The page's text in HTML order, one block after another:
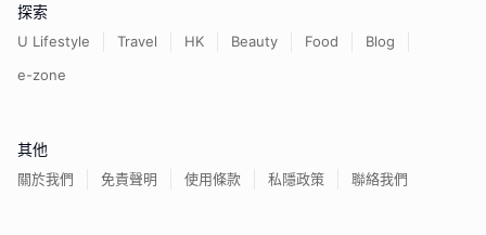
探索
U Lifestyle Travel HK Beauty Food
Blog
e-zone
其他
關於我們 免責聲明 使用條款 私隱政策 聯絡我們